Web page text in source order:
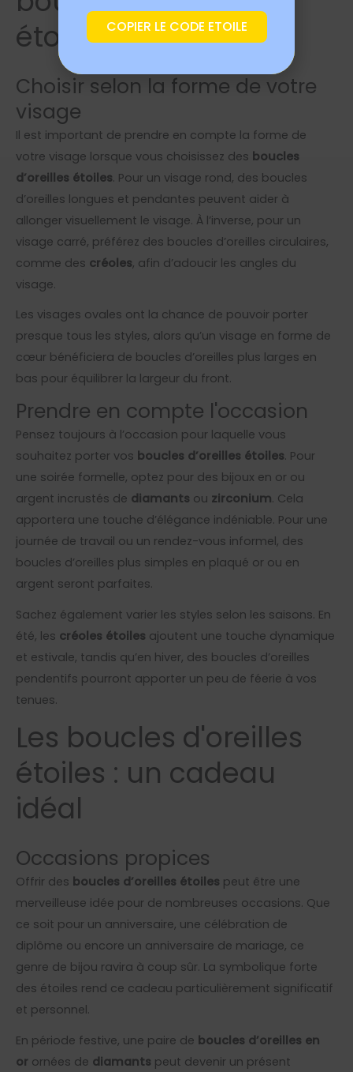
étoiles ?
Choisir selon la forme de votre
visage
Il est important de prendre en compte la forme de
votre visage lorsque vous choisissez des boucles
d’oreilles étoiles. Pour un visage rond, des boucles
d’oreilles longues et pendantes peuvent aider à
allonger visuellement le visage. À l’inverse, pour un
visage carré, préférez des boucles d’oreilles circulaires,
comme des créoles, afin d’adoucir les angles du
visage.
Les visages ovales ont la chance de pouvoir porter
presque tous les styles, alors qu’un visage en forme de
cœur bénéficiera de boucles d’oreilles plus larges en
bas pour équilibrer la largeur du front.
Prendre en compte l'occasion
Pensez toujours à l’occasion pour laquelle vous
souhaitez porter vos boucles d’oreilles étoiles. Pour
une soirée formelle, optez pour des bijoux en or ou
argent incrustés de diamants ou zirconium. Cela
apportera une touche d’élégance indéniable. Pour une
journée de travail ou un rendez-vous informel, des
boucles d’oreilles plus simples en plaqué or ou en
argent seront parfaites.
Sachez également varier les styles selon les saisons. En
été, les créoles étoiles ajoutent une touche dynamique
et estivale, tandis qu’en hiver, des boucles d’oreilles
pendentifs pourront apporter un peu de féerie à vos
tenues.
Les boucles d'oreilles
étoiles : un cadeau
idéal
Occasions propices
Offrir des boucles d’oreilles étoiles peut être une
merveilleuse idée pour de nombreuses occasions. Que
ce soit pour un anniversaire, une célébration de
diplôme ou encore un anniversaire de mariage, ce
genre de bijou ravira à coup sûr. La symbolique forte
des étoiles rend ce cadeau particulièrement significatif
et personnel.
En période festive, une paire de boucles d’oreilles en
or ornées de diamants peut devenir un présent
COPIER LE CODE ETOILE